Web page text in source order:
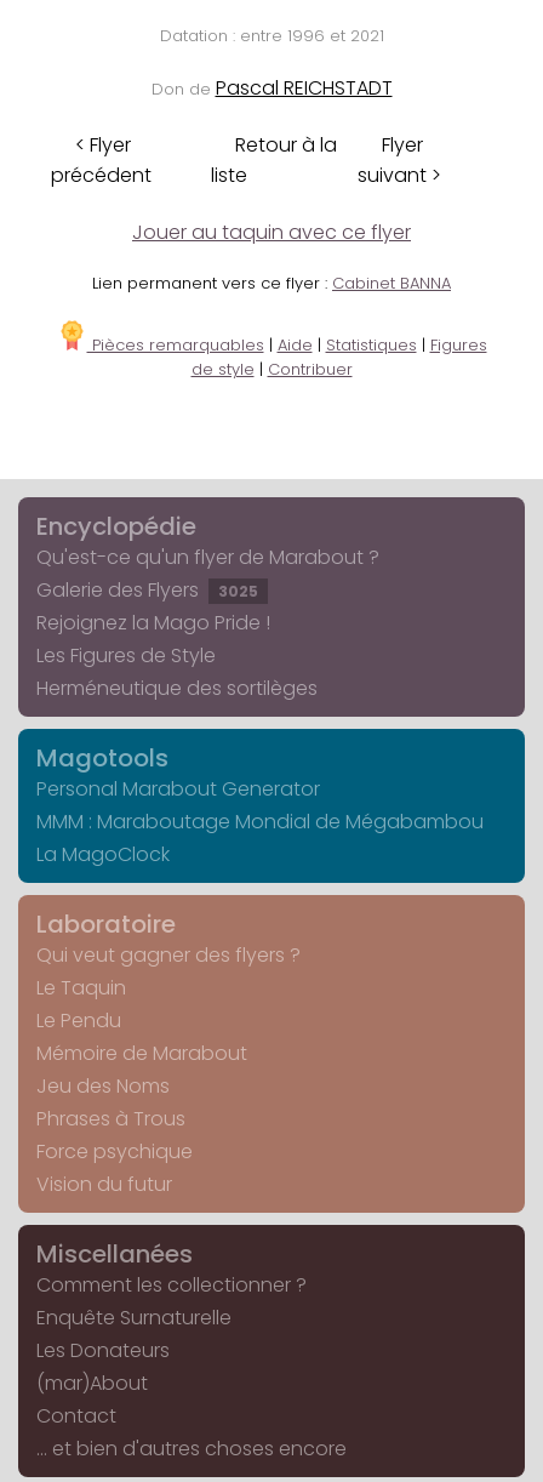
Datation : entre 1996 et 2021
Don de Pascal REICHSTADT
< Flyer
précédent
Retour à la
liste
Flyer
suivant >
Jouer au taquin avec ce flyer
Lien permanent vers ce flyer : Cabinet BANNA
Pièces remarquables | Aide | Statistiques | Figures
de style | Contribuer
Encyclopédie
Qu'est-ce qu'un flyer de Marabout ?
Galerie des Flyers
3025
Rejoignez la Mago Pride !
Les Figures de Style
Herméneutique des sortilèges
Magotools
Personal Marabout Generator
MMM : Maraboutage Mondial de Mégabambou
La MagoClock
Laboratoire
Qui veut gagner des flyers ?
Le Taquin
Le Pendu
Mémoire de Marabout
Jeu des Noms
Phrases à Trous
Force psychique
Vision du futur
Miscellanées
Comment les collectionner ?
Enquête Surnaturelle
Les Donateurs
(mar)About
Contact
... et bien d'autres choses encore